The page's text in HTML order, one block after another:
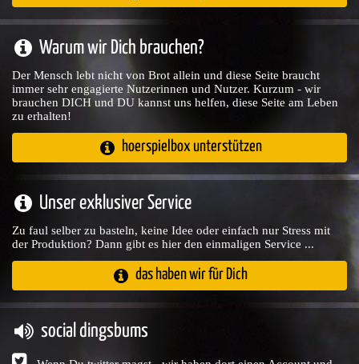
Warum wir Dich brauchen?
Der Mensch lebt nicht von Brot allein und diese Seite braucht
immer sehr engagierte Nutzerinnen und Nutzer. Kurzum - wir
brauchen DICH und DU kannst uns helfen, diese Seite am Leben
zu erhalten!
hoerspielbox unterstützen
Unser exklusiver Service
Zu faul selber zu basteln, keine Idee oder einfach nur Stress mit
der Produktion? Dann gibt es hier den einmaligen Service ...
das haben wir für Dich
social dingsbums